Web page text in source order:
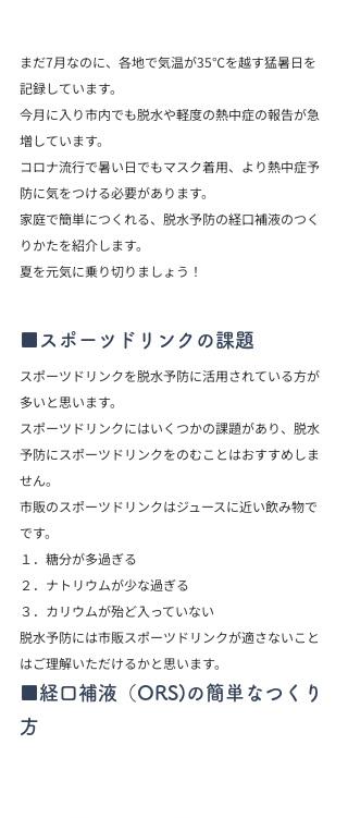
まだ7月なのに、各地で気温が35℃を越す猛暑日を
記録しています。
今月に入り市内でも脱水や軽度の熱中症の報告が急
増しています。
コロナ流行で暑い日でもマスク着用、より熱中症予
防に気をつける必要があります。
家庭で簡単につくれる、脱水予防の経口補液のつく
りかたを紹介します。
夏を元気に乗り切りましょう！
■スポーツドリンクの課題
スポーツドリンクを脱水予防に活用されている方が
多いと思います。
スポーツドリンクにはいくつかの課題があり、脱水
予防にスポーツドリンクをのむことはおすすめしま
せん。
市販のスポーツドリンクはジュースに近い飲み物で
です。
１．糖分が多過ぎる
２．ナトリウムが少な過ぎる
３．カリウムが殆ど入っていない
脱水予防には市販スポーツドリンクが適さないこと
はご理解いただけるかと思います。
■経口補液（ORS)の簡単なつくり
方